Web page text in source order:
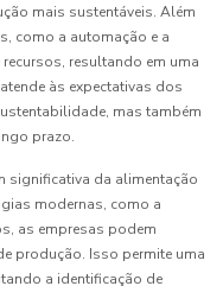
mais sustentáveis. Além
como a automação e a
resultando em uma
às expectativas dos
mas também
prazo.
significativa da alimentação
modernas, como a
as empresas podem
produção. Isso permite uma
a identificação de